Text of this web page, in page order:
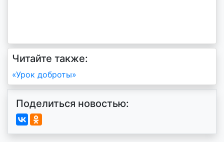
Читайте также:
Навигация
по
записям
«Урок доброты»
Поделиться новостью: